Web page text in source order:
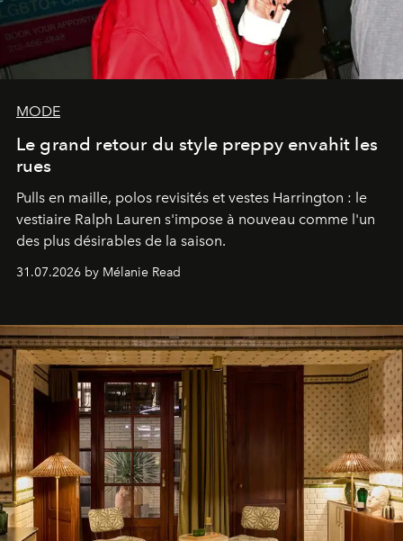
MODE
Le grand retour du style preppy envahit les
rues
Pulls en maille, polos revisités et vestes Harrington : le
vestiaire Ralph Lauren s'impose à nouveau comme l'un
des plus désirables de la saison.
31.07.2026 by Mélanie Read